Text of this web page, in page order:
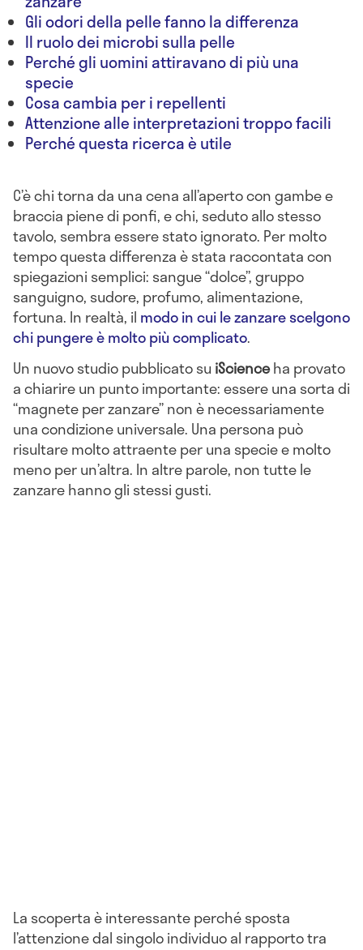
Gli odori della pelle fanno la differenza
Il ruolo dei microbi sulla pelle
Perché gli uomini attiravano di più una
specie
Cosa cambia per i repellenti
Attenzione alle interpretazioni troppo facili
Perché questa ricerca è utile
C’è chi torna da una cena all’aperto con gambe e
braccia piene di ponfi, e chi, seduto allo stesso
tavolo, sembra essere stato ignorato. Per molto
tempo questa differenza è stata raccontata con
spiegazioni semplici: sangue “dolce”, gruppo
sanguigno, sudore, profumo, alimentazione,
fortuna. In realtà, il modo in cui le zanzare scelgono
chi pungere è molto più complicato.
Un nuovo studio pubblicato su iScienceha provato
a chiarire un punto importante: essere una sorta di
“magnete per zanzare” non è necessariamente
una condizione universale. Una persona può
risultare molto attraente per una specie e molto
meno per un’altra. In altre parole, non tutte le
zanzare hanno gli stessi gusti.
La scoperta è interessante perché sposta
l’attenzione dal singolo individuo al rapporto tra